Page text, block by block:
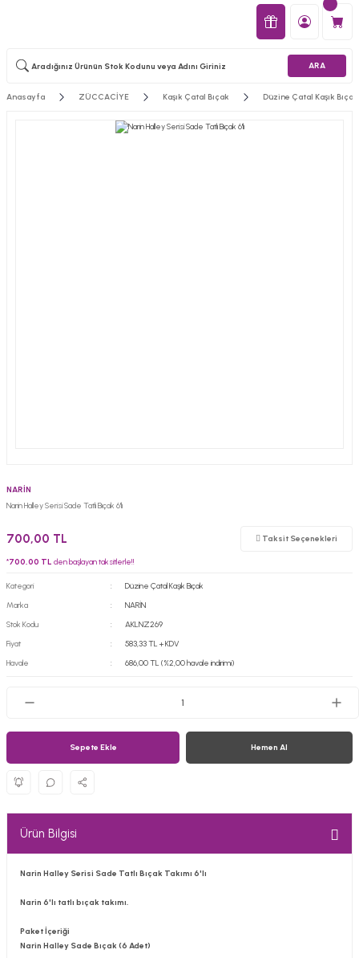
ARA
Anasayfa ZÜCCACİYE Kaşık Çatal Bıçak Düzine Çatal Kaşık Bıçak
NARİN
Narin Halley Serisi Sade Tatlı Bıçak 6'lı
700,00 TL Taksit Seçenekleri
*700,00 TL den başlayan taksitlerle!!
Kategori
Düzine Çatal Kaşık Bıçak
Marka
NARİN
Stok Kodu
AKLNZ269
Fiyat
583,33 TL + KDV
Havale
686,00 TL (%2,00 havale indirimi)
Sepete Ekle Hemen Al
Ürün Bilgisi
Narin Halley Serisi Sade Tatlı Bıçak Takımı 6'lı
Narin 6'lı tatlı bıçak takımı.
Paket İçeriği
Narin Halley Sade Bıçak (6 Adet)